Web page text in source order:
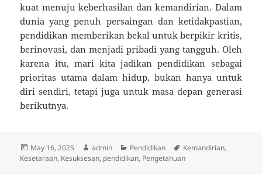
kuat menuju keberhasilan dan kemandirian. Dalam
dunia yang penuh persaingan dan ketidakpastian,
pendidikan memberikan bekal untuk berpikir kritis,
berinovasi, dan menjadi pribadi yang tangguh. Oleh
karena itu, mari kita jadikan pendidikan sebagai
prioritas utama dalam hidup, bukan hanya untuk
diri sendiri, tetapi juga untuk masa depan generasi
berikutnya.
Posted
on
May 16, 2025 Author
admin Categories
Pendidikan Tags
Kemandirian,
Kesetaraan, Kesuksesan, pendidikan, Pengetahuan